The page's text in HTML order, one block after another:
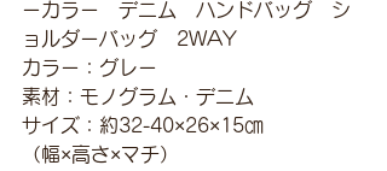
ーカラー　デニム　ハンドバッグ　シ
ョルダーバッグ　2WAY
カラー：グレー
素材：モノグラム・デニム
サイズ：約32-40×26×15㎝
（幅×高さ×マチ）